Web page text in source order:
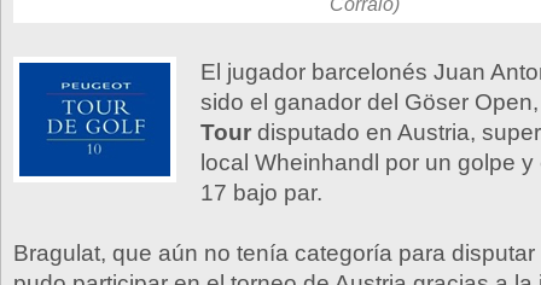
Corralo)
El jugador barcelonés Juan
sido el ganador del Göser
Tour disputado en Austria,
local Wheinhandl por un golpe
17 bajo par.
Bragulat, que aún no tenía categoría para